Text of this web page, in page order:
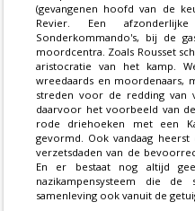
(gevangenen hoofd van de
Revier. Een
Sonderkommando's, bij de
moordcentra. Zoals Rousset
aristocratie van het kamp.
wreedaards en moordenaars,
streden voor de redding van
daarvoor het voorbeeld van
rode driehoeken met een
gevormd. Ook vandaag
verzetsdaden van de
En er bestaat nog altijd
nazikampensysteem die de
samenleving ook vanuit de